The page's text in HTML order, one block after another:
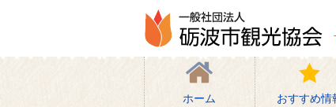
ホーム おすすめ情